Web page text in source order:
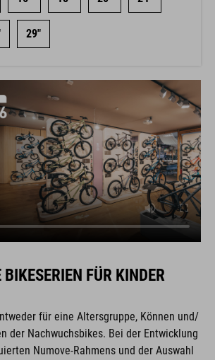
29"
BIKESERIEN FÜR KINDER
für eine Altersgruppe, Können und/
der Nachwuchsbikes. Bei der Entwicklung
Numove-Rahmens und der Auswahl